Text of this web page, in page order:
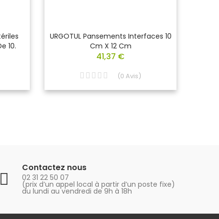
10.
URGOTUL Pansements Interfaces 10
Cm X 12 Cm
41,37 €
(0 Avis)
Contactez nous
02 31 22 50 07
(prix d’un appel local à partir d’un poste fixe)
du lundi au vendredi de 9h à 18h